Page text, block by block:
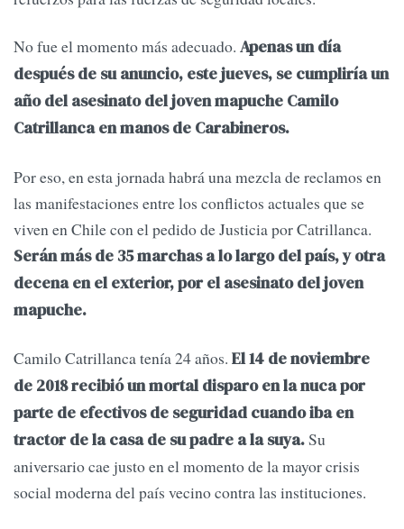
No fue el momento más adecuado. Apenas un día
después de su anuncio, este jueves, se cumpliría un
año del asesinato del joven mapuche Camilo
Catrillanca en manos de Carabineros.
Por eso, en esta jornada habrá una mezcla de reclamos en
las manifestaciones entre los conflictos actuales que se
viven en Chile con el pedido de Justicia por Catrillanca.
Serán más de 35 marchas a lo largo del país, y otra
decena en el exterior, por el asesinato del joven
mapuche.
Camilo Catrillanca tenía 24 años. El 14 de noviembre
de 2018 recibió un mortal disparo en la nuca por
parte de efectivos de seguridad cuando iba en
tractor de la casa de su padre a la suya.Su
aniversario cae justo en el momento de la mayor crisis
social moderna del país vecino contra las instituciones.